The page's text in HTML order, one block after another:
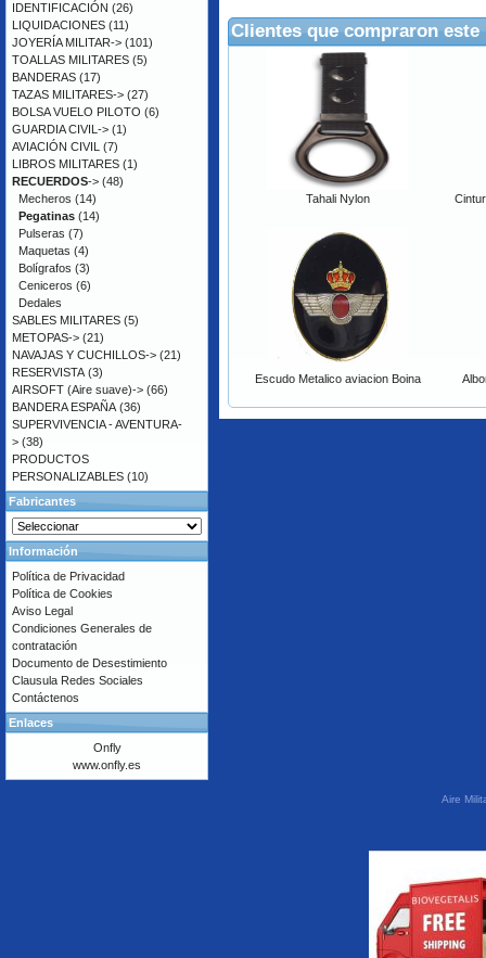
Clientes que compraron
Tahali Nylon
Escudo Metalico aviacion Boina
IDENTIFICACIÓN (26)
LIQUIDACIONES (11)
JOYERÍA MILITAR-> (101)
TOALLAS MILITARES (5)
BANDERAS (17)
TAZAS MILITARES-> (27)
BOLSA VUELO PILOTO (6)
GUARDIA CIVIL-> (1)
AVIACIÓN CIVIL (7)
LIBROS MILITARES (1)
RECUERDOS-> (48)
Mecheros (14)
Pegatinas (14)
Pulseras (7)
Maquetas (4)
Bolígrafos (3)
Ceniceros (6)
Dedales
SABLES MILITARES (5)
METOPAS-> (21)
NAVAJAS Y CUCHILLOS-> (21)
RESERVISTA (3)
AIRSOFT (Aire suave)-> (66)
BANDERA ESPAÑA (36)
SUPERVIVENCIA - AVENTURA-
> (38)
PRODUCTOS
PERSONALIZABLES (10)
Fabricantes
Información
Política de Privacidad
Política de Cookies
Aviso Legal
Condiciones Generales de
contratación
Documento de Desestimiento
Clausula Redes Sociales
Contáctenos
Enlaces
Onfly
www.onfly.es
Aire